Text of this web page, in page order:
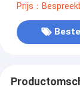
Prijs：